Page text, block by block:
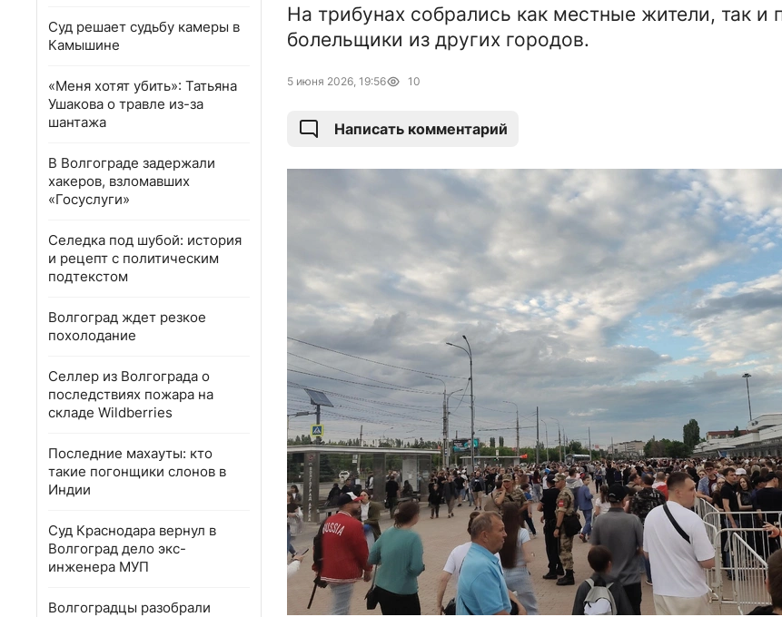
Суд решает судьбу камеры в
Камышине
«Меня хотят убить»: Татьяна
Ушакова о травле из-за
шантажа
В Волгограде задержали
хакеров, взломавших
«Госуслуги»
Селедка под шубой: история
и рецепт с политическим
подтекстом
Волгоград ждет резкое
похолодание
Селлер из Волгограда о
последствиях пожара на
складе Wildberries
Последние махауты: кто
такие погонщики слонов в
Индии
Суд Краснодара вернул в
Волгоград дело экс-
инженера МУП
Волгоградцы разобрали
На трибунах собрались как местные жители, так и
болельщики из других городов.
5 июня 2026, 19:56 10
Написать комментарий